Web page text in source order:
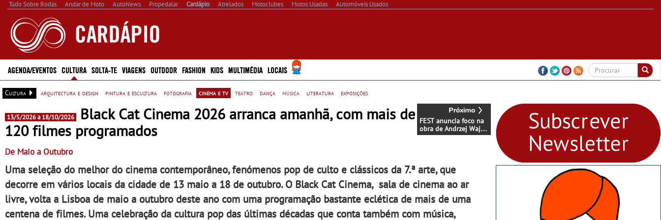
Tudo Sobre Rodas Andar de Moto AutoNews Propedalar Cardápio Atrelados Motoclubes Motos Usadas Automóveis Usados
AGENDA/EVENTOS CULTURA SOLTA-TE VIAGENS OUTDOOR FASHION KIDS MULTIMÉDIA LOCAIS
Cultura arquitectura e design pintura e escultura fotografia cinema e tv teatro dança música literatura exposições
FEST anuncia foco na
obra de Andrzej Wajda
e primeiros nomes do
13/5/2026 a 18/10/2026
Black Cat Cinema 2026 arranca amanhã, com mais de
120 filmes programados
De Maio a Outubro
Uma seleção do melhor do cinema contemporâneo, fenómenos pop de culto e clássicos da 7.ª arte, que
decorre em vários locais da cidade de 13 maio a 18 de outubro. O Black Cat Cinema, sala de cinema ao ar
livre, volta a Lisboa de maio a outubro deste ano com uma programação bastante eclética de mais de uma
centena de filmes. Uma celebração da cultura pop das últimas décadas que conta também com música,